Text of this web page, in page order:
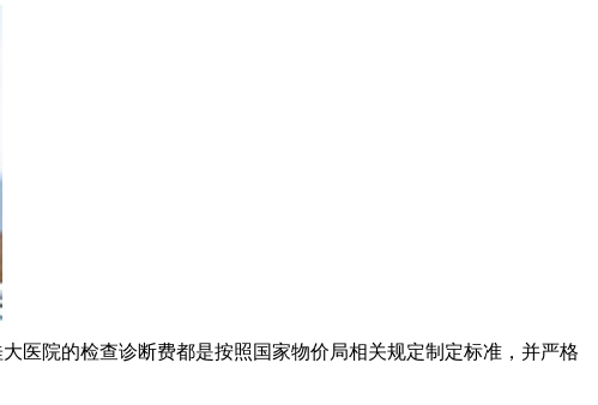
医院的检查诊断费都是按照国家物价局相关规定制定标准，并严格